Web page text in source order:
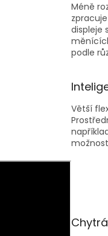
Méně
displeje
podle
Větší